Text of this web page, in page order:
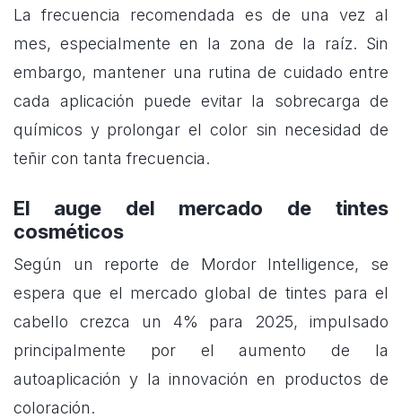
La frecuencia recomendada es de una vez al
mes, especialmente en la zona de la raíz. Sin
embargo, mantener una rutina de cuidado entre
cada aplicación puede evitar la sobrecarga de
químicos y prolongar el color sin necesidad de
teñir con tanta frecuencia.
El auge del mercado de tintes
cosméticos
Según un reporte de Mordor Intelligence, se
espera que el mercado global de tintes para el
cabello crezca un 4% para 2025, impulsado
principalmente por el aumento de la
autoaplicación y la innovación en productos de
coloración.